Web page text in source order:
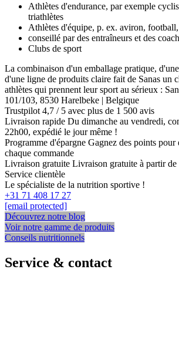
Athlètes d'endurance, par exemple
triathlètes
Athlètes d'équipe, p. ex. aviron,
conseillé par des entraîneurs et des
Clubs de sport
La combinaison d'un emballage pratique,
d'une ligne de produits claire fait de Sanas un
athlètes qui prennent leur sport au sérieux :
101/103, 8530 Harelbeke | Belgique
Trustpilot 4,7 / 5 avec plus de 1 500 avis
Livraison rapide Du dimanche au vendredi,
22h00, expédié le jour même !
Programme d'épargne Gagnez des points pour
chaque commande
Livraison gratuite Livraison gratuite à partir de
Service clientèle
Le spécialiste de la nutrition sportive !
+31 71 408 17 27
[email protected]
Découvrez notre blog
Voir notre gamme de produits
Conseils nutritionnels
Service & contact